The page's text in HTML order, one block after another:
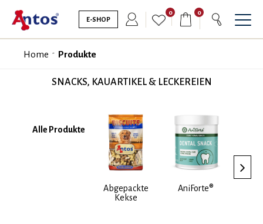
E-SHOP
0 0
Home Produkte
SNACKS, KAUARTIKEL & LECKEREIEN
Alle Produkte
Abgepackte
Kekse
AniForte®